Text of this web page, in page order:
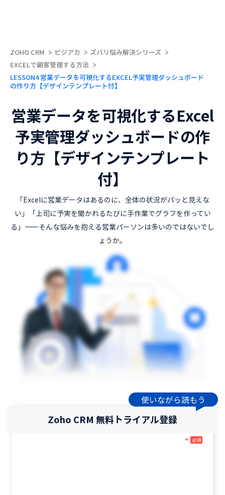
ZOHO CRM ビジアカ
ズバリ悩み解決シリーズ
EXCELで顧客管理する方法
LESSON4 営業データを可視化するEXCEL予実管理ダッシュボード
の作り方【デザインテンプレート付】
営業データを可視化するExcel
予実管理ダッシュボードの作
り方【デザインテンプレート
付】
「Excelに営業データはあるのに、全体の状況がパッと見えな
い」「上司に予実を聞かれるたびに手作業でグラフを作ってい
る」――そんな悩みを抱える営業パーソンは多いのではないでし
ょうか。
Zoho CRM 無料トライアル登録
使いながら読もう
* 必須